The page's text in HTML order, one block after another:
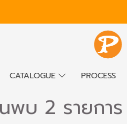
CATALOGUE PROCESS
พบ 2 รายการ